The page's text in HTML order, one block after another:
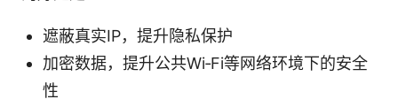
遮蔽真实IP，提升隐私保护
加密数据，提升公共Wi‑Fi等网络环境下的安全
性